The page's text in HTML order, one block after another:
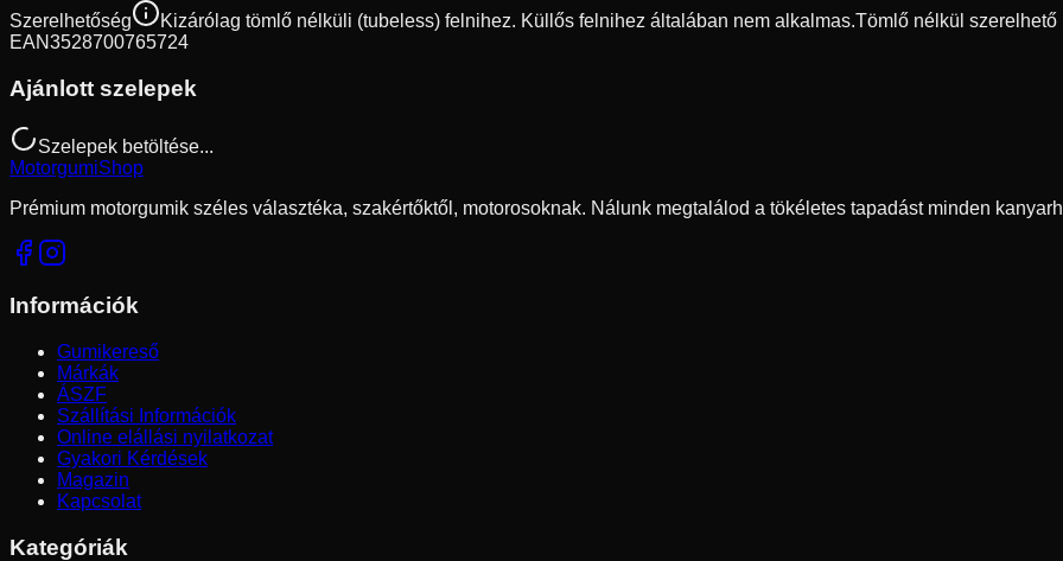
Szerelhetőség
Kizárólag tömlő nélküli (tubeless) felnihez. Küllős felnihez általában nem alkalmas.Tömlő nélkül szerelhető
EAN3528700765724
Ajánlott szelepek
Szelepek betöltése...
MotorgumiShop
Prémium motorgumik széles választéka, szakértőktől, motorosoknak. Nálunk megtalálod a tökéletes tapadást minden
Információk
Gumikereső
Márkák
ÁSZF
Szállítási Információk
Online elállási nyilatkozat
Gyakori Kérdések
Magazin
Kapcsolat
Kategóriák